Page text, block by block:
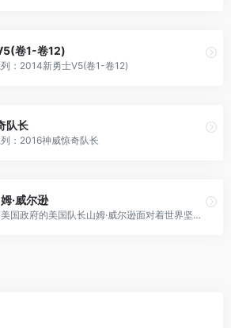
卷1-卷12)
：2014新勇士V5(卷1-卷12)
队长
：2016神威惊奇队长
·威尔逊
脱离了神盾局和美国政府的美国队长山姆·威尔逊面对着世界坚定的宣布了自己的立场，而随之而来的却是更多的挫折与磨难，他将如何面对？